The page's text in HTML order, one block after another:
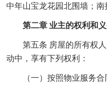
中年山宝龙花园北围墙；南
第二章 业主的权利和
第五条 房屋的所有权人
动中，享有下列权利：
（一）按照物业服务合